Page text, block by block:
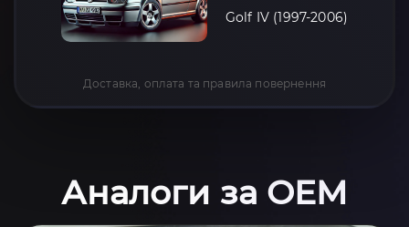
Golf IV (1997-2006)
Доставка, оплата та правила повернення
Аналоги за OEM